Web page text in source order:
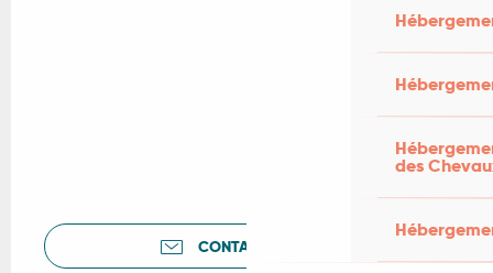
des
CONTACTEZ-NOUS